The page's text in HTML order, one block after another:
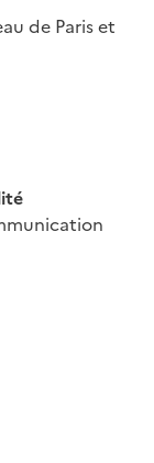
de Paris et